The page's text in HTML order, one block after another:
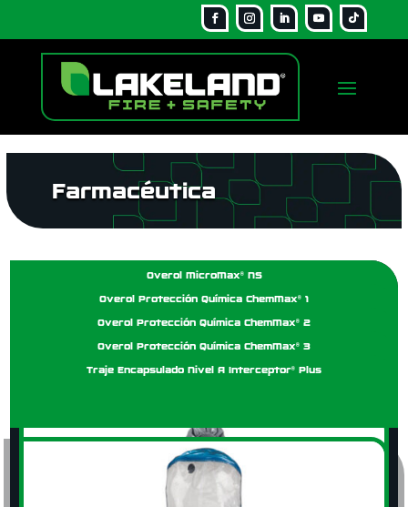
Farmacéutica
Overol MicroMax® NS
Overol Protección Química ChemMax® 1
Overol Protección Química ChemMax® 2
Overol Protección Química ChemMax® 3
Traje Encapsulado Nivel A Interceptor® Plus